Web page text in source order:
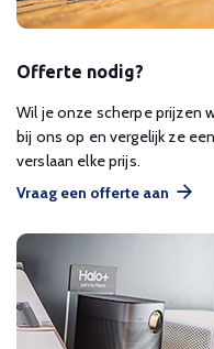
Offerte nodig?
Wil je onze scherpe prijzen
bij ons op en vergelijk ze
verslaan elke prijs.
Vraag een offerte aan